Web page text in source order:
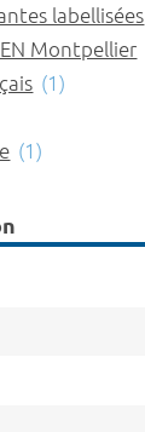
labellisées
Montpellier
(1)
(1)